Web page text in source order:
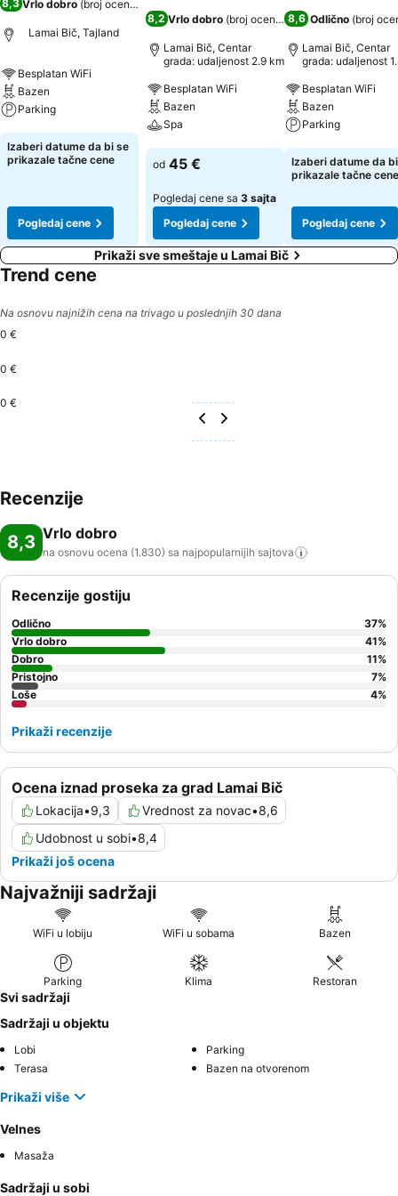
8,3Vrlo dobro (broj ocena: 1.830
Lamai Bič, Tajland
Besplatan WiFi
Bazen
Parking
Pogledaj cene
Izaberi datume da bi se
prikazale tačne cene
Pogledaj cene
8,2 Vrlo dobro (broj ocena: 5.967)
Lamai Bič, Centar
grada: udaljenost 2.9 km
Besplatan WiFi
Bazen
Spa
Pogledaj cene
od 45 €
Pogledaj cene sa 3 sajta
Pogledaj cene
8,6 Odlično (broj
Lamai Bič, Centar
grada: udaljenost
Besplatan WiFi
Bazen
Parking
Pogledaj cene
Izaberi datume da
prikazale tačne cene
Pogledaj cene
Prikaži sve smeštaje u Lamai Bič
Trend cene
Na osnovu najnižih cena na trivago u poslednjih 30 dana
0 €
0 €
0 €
Recenzije
8,3 Vrlo dobro
na osnovu ocena (1.830) sa najpopularnijih sajtova
Ocena iznad proseka za grad Lamai Bič
Lokacija•9,3 Vrednost za novac•8,6
Udobnost u sobi•8,4
Prikaži još ocena
Recenzije gostiju
Odlično 37%
Vrlo dobro
41%
Dobro
11%
Pristojno
7%
Loše
4%
Prikaži recenzije
Najvažniji sadržaji
WiFi u lobiju WiFi u sobama Bazen
Parking Klima Restoran
Svi sadržaji
Sadržaji u objektu
Lobi
Parking
Terasa
Bazen na otvorenom
Prikaži više
Velnes
Masaža
Sadržaji u sobi